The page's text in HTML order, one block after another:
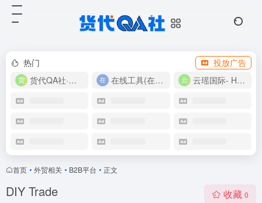
热门
投放广告
货代QA社·让货代之路更简单！
在线工具(在线实用工具200+) 云瑶国际- Harlan-15360639224
首页 • 外贸相关 • B2B平台 • 正文
DIY Trade 收藏 0